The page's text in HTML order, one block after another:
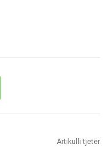
Artikulli tjetër